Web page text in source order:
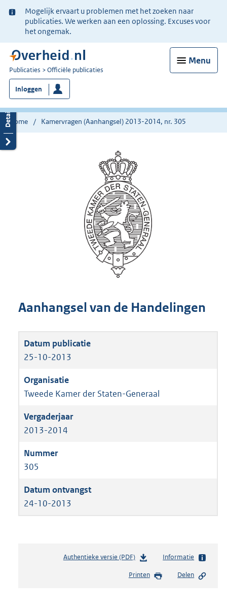
Ter
informatie:
Mogelijk ervaart u problemen met het zoeken naar
publicaties. We werken aan een oplossing. Excuses voor
het ongemak.
Menu
U
bent
nu
hier:
Publicaties Officiële publicaties
Inloggen
Home Kamervragen (Aanhangsel) 2013-2014, nr. 305
Aanhangsel van de Handelingen
25-10-2013
Tweede Kamer der Staten-Generaal
2013-2014
305
24-10-2013
Authentieke versie (PDF)b
s
Informatie
Printen Delen